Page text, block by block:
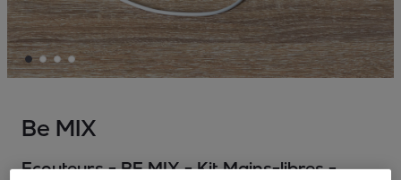
Be MIX
Ecouteurs - BE MIX - Kit Mains-libres -